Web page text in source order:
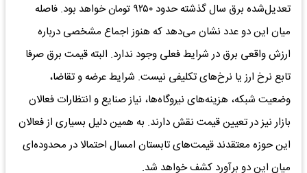
تعدیل‌شده برق سال گذشته حدود ۹۲۵۰ تومان خواهد بود. فاصله
میان این دو عدد نشان می‌دهد که هنوز اجماع مشخصی درباره
ارزش واقعی برق در شرایط فعلی وجود ندارد. البته قیمت برق صرفا
تابع نرخ ارز یا نرخ‌های تکلیفی نیست. شرایط عرضه و تقاضا،
وضعیت شبکه، هزینه‌های نیروگاه‌ها، نیاز صنایع و انتظارات فعالان
بازار نیز در تعیین قیمت نقش دارند. به همین دلیل بسیاری از فعالان
این حوزه معتقدند قیمت‌های تابستان امسال احتمالا در محدوده‌ای
میان این دو برآورد کشف خواهد شد.